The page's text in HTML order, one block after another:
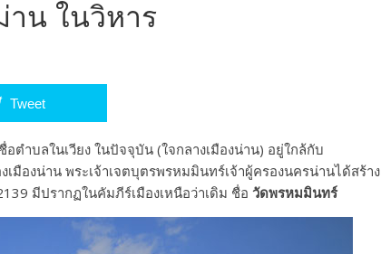
น ในวิหาร
Tweet
ตำบลในเวียง ในปัจจุบัน (ใจกลางเมืองน่าน) อยู่ใกล้กับ
องน่าน พระเจ้าเจตบุตรพรหมมินทร์เจ้าผู้ครองนครน่านได้สร้าง
มีปรากฏในคัมภีร์เมืองเหนือว่าเดิม ชื่อ วัดพรหมมินทร์